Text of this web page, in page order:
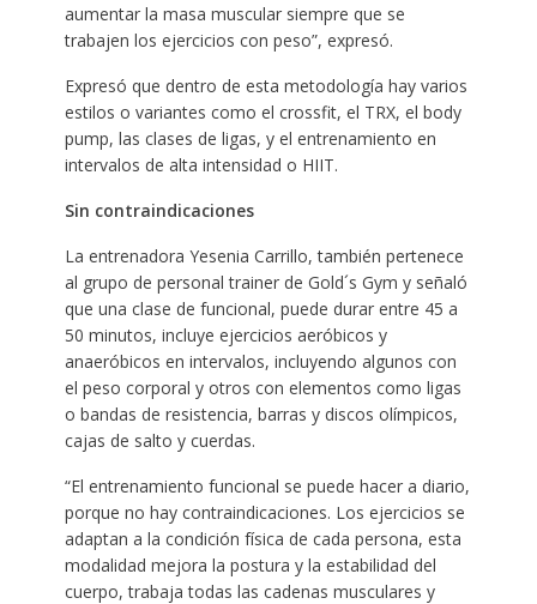
aumentar la masa muscular siempre que se
trabajen los ejercicios con peso”, expresó.
Expresó que dentro de esta metodología hay varios
estilos o variantes como el crossfit, el TRX, el body
pump, las clases de ligas, y el entrenamiento en
intervalos de alta intensidad o HIIT.
Sin contraindicaciones
La entrenadora Yesenia Carrillo, también pertenece
al grupo de personal trainer de Gold´s Gym y señaló
que una clase de funcional, puede durar entre 45 a
50 minutos, incluye ejercicios aeróbicos y
anaeróbicos en intervalos, incluyendo algunos con
el peso corporal y otros con elementos como ligas
o bandas de resistencia, barras y discos olímpicos,
cajas de salto y cuerdas.
“El entrenamiento funcional se puede hacer a diario,
porque no hay contraindicaciones. Los ejercicios se
adaptan a la condición física de cada persona, esta
modalidad mejora la postura y la estabilidad del
cuerpo, trabaja todas las cadenas musculares y